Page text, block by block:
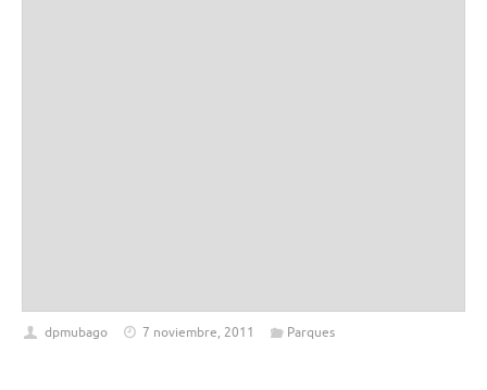
dpmubago 7 noviembre, 2011 Parques